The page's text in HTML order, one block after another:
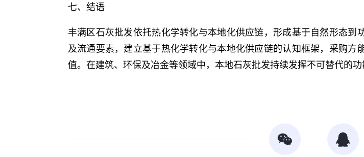
七、结语
丰满区石灰批发依托热化学转化与本地化供应链，形成基于自然形态
及流通要素，建立基于热化学转化与本地化供应链的认知框架，采购
值。在建筑、环保及冶金等领域中，本地石灰批发持续发挥不可替代的功